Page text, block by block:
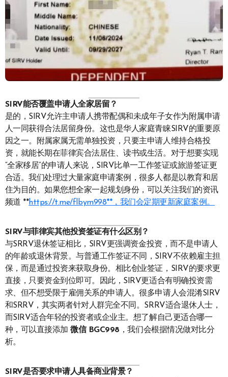
SIRV能否覆盖申请人全家居留？
是的，SIRV允许主申请人携带配偶和未成年子女作为附属申请
人一同获得合法居留身份。这也是华人家庭青睐SIRV的重要原
因之一。附属家属无需单独投资，只要主申请人维持合格投
资，就能长期在菲律宾合法居住、读书或生活。对于想要实现
“全家移居”的申请人来说，SIRV比单一工作签证或旅游签证更
合适。我们处理过大量家庭申请案例，很多人都是以教育和居
住为目的。如果您想全家一起规划身份，可以关注我们的资讯
频道 **https://t.me/flbym998**，我们会定期更新家庭案例。
SIRV与菲律宾其他投资签证有什么区别？
与SRRV退休签证相比，SIRV更强调资金投资，而不是申请人
的年龄或退休背景。与普通工作签证不同，SIRV不依赖雇主担
保，而是通过投资来获取身份。相比创业签证，SIRV的要求更
直接，只要资金到位即可。因此，SIRV更适合有明确投资需
求、但不想受限于雇佣关系的申请人。很多申请人会混淆SIRV
和SRRV，其实两者针对人群完全不同。SRRV适合退休人士，
而SIRV适合年轻的投资者或企业主。想了解自己更适合哪一
种，可以直接添加微信 BGC998 ，我们会根据情况做对比分
析。
SIRV是否要求申请人具备商业背景？